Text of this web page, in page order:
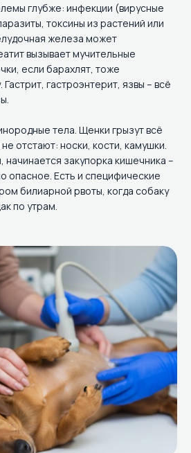
глубже: инфекции (вирусные
токсины из растений или
железа может
вызывает мучительные
если барахлят, тоже
гастроэнтерит, язвы – всё
тела. Щенки грызут всё
отстают: носки, кости, камушки.
начинается закупорка кишечника –
опасное. Есть и специфические
билиарной рвоты, когда собаку
по утрам.